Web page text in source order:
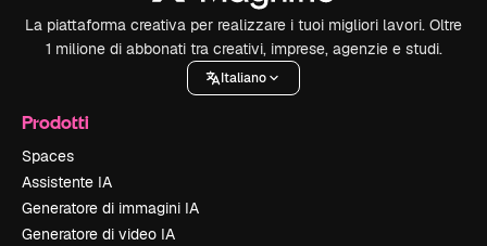
La piattaforma creativa per realizzare i tuoi migliori lavori. Oltre
1 milione di abbonati tra creativi, imprese, agenzie e studi.
Italiano
Prodotti
Spaces
Assistente IA
Generatore di immagini IA
Generatore di video IA